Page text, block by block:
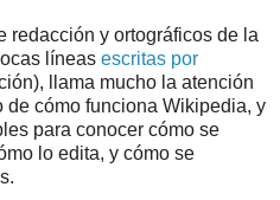
redacción y ortográficos de la
líneas escritas por
llama mucho la atención
cómo funciona Wikipedia, y
para conocer cómo se
lo edita, y cómo se